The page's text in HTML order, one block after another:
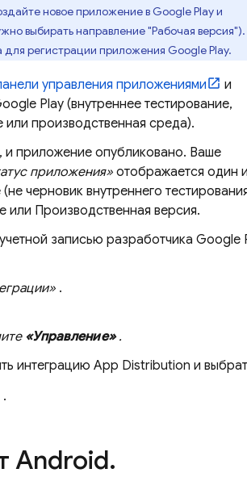
новое приложение в Google Play и
выбирать направление "Рабочая версия").
для регистрации приложения Google Play.
управления приложениями
и
Play (внутреннее тестирование,
или производственная среда).
приложение опубликовано. Ваше
приложения»отображается один
черновик внутреннего
или Производственная версия.
записью разработчика Google
.
«Управление».
интеграцию App Distribution и
.
Android.